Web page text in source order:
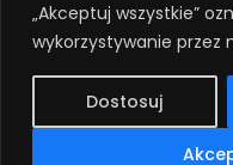
„Akceptuj wszystkie”
wykorzystywanie przez
Dostosuj
REJESTRUJ
Polityka prywatności